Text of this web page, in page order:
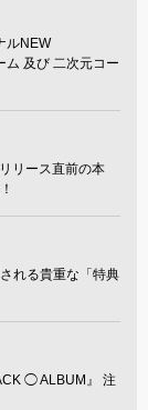
ルNEW
ム 及び 二次元コー
リース直前の本
れる貴重な「特典
◯ ALBUM』 注